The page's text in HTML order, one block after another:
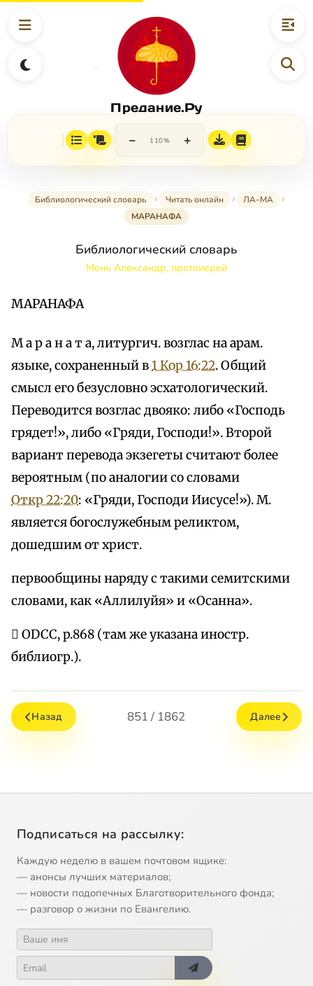
Предание.Ру
− 110% +
Библиологический словарь Читать онлайн
ЛА–МА
МАРАНАФА
Библиологический словарь
Мень Александр, протоиерей
МАРАНАФА
М а р а н а т а, литургич. возглас на арам.
языке, сохраненный в1 Кор 16:22. Общий
смысл его безусловно эсхатологический.
Переводится возглас двояко: либо «Господь
грядет!», либо «Гряди, Господи!». Второй
вариант перевода экзегеты считают более
вероятным (по аналогии со словами
Откр 22:20: «Гряди, Господи Иисусе!»). М.
является богослужебным реликтом,
дошедшим от христ.
первообщины наряду с такими семитскими
словами, как «Аллилуйя» и «Осанна».
 ODCC, p.868 (там же указана иностр.
библиогр.).
Назад 851 / 1862 Далее
Подписаться на рассылку:
Каждую неделю в вашем почтовом ящике:
— анонсы лучших материалов;
— новости подопечных Благотворительного фонда;
— разговор о жизни по Евангелию.